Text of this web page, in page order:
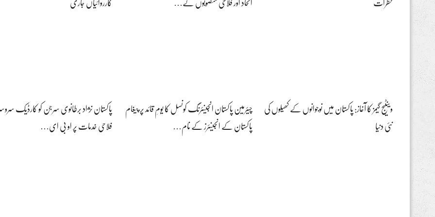
کارروائیاں جاری اتحاد اور فلاحی منصوبوں کے… خطرات
پاکستان نژاد برطانوی سرجن کو کارڈیک
فلاحی خدمات پر او بی ای…
چیئرمین پاکستان انجینئرنگ کونسل کا یومِ قائد پر پیغام
پاکستان کے انجینئرز کے نام…
وینٹیج گیمز کا آغاز: پاکستان میں نوجوانوں کے کھیلوں کی
نئی دنیا